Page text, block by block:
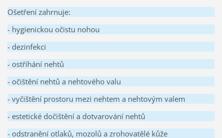
Ošetření zahrnuje:
- hygienickou očistu nohou
- dezinfekci
- ostříhání nehtů
- očištění nehtů a nehtového valu
- vyčištění prostoru mezi nehtem a nehtovým valem
- estetické dočištění a dotvarování nehtů
- odstranění otlaků, mozolů a zrohovatělé kůže